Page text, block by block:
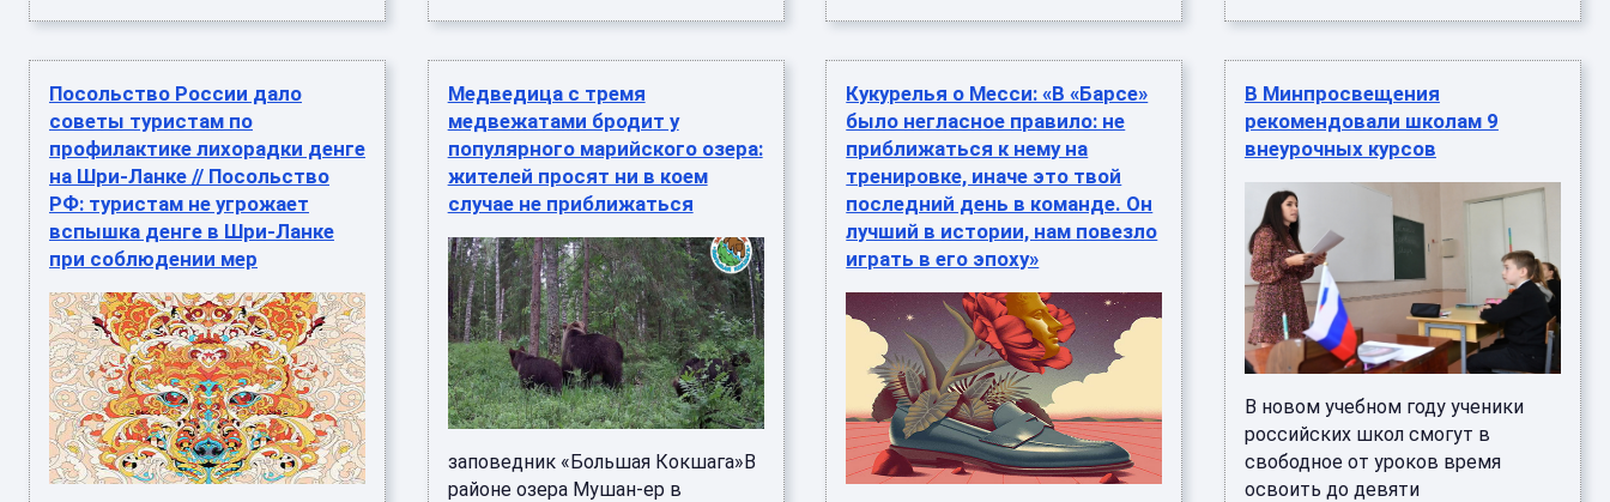
Посольство России дало
советы туристам по
профилактике лихорадки денге
на Шри-Ланке // Посольство
РФ: туристам не угрожает
вспышка денге в Шри-Ланке
при соблюдении мер
Медведица с тремя
медвежатами бродит у
популярного марийского озера:
жителей просят ни в коем
случае не приближаться
заповедник «Большая Кокшага»В
районе озера Мушан-ер в
Кукурелья о Месси: «В «Барсе»
было негласное правило: не
приближаться к нему на
тренировке, иначе это твой
последний день в команде. Он
лучший в истории, нам повезло
играть в его эпоху»
В Минпросвещения
рекомендовали школам 9
внеурочных курсов
В новом учебном году ученики
российских школ смогут в
свободное от уроков время
освоить до девяти